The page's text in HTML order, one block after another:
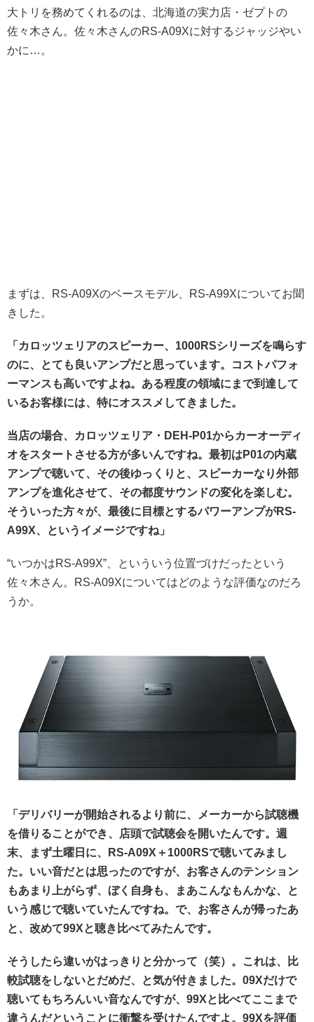
大トリを務めてくれるのは、北海道の実力店・ゼプトの
佐々木さん。佐々木さんのRS-A09Xに対するジャッジやい
かに…。
まずは、RS-A09Xのベースモデル、RS-A99Xについてお聞
きした。
「カロッツェリアのスピーカー、1000RSシリーズを鳴らす
のに、とても良いアンプだと思っています。コストパフォ
ーマンスも高いですよね。ある程度の領域にまで到達して
いるお客様には、特にオススメしてきました。
当店の場合、カロッツェリア・DEH-P01からカーオーディ
オをスタートさせる方が多いんですね。最初はP01の内蔵
アンプで聴いて、その後ゆっくりと、スピーカーなり外部
アンプを進化させて、その都度サウンドの変化を楽しむ。
そういった方々が、最後に目標とするパワーアンプがRS-
A99X、というイメージですね」
“いつかはRS-A99X”、といういう位置づけだったという
佐々木さん。RS-A09Xについてはどのような評価なのだろ
うか。
「デリバリーが開始されるより前に、メーカーから試聴機
を借りることができ、店頭で試聴会を開いたんです。週
末、まず土曜日に、RS-A09X＋1000RSで聴いてみまし
た。いい音だとは思ったのですが、お客さんのテンション
もあまり上がらず、ぼく自身も、まあこんなもんかな、と
いう感じで聴いていたんですね。で、お客さんが帰ったあ
と、改めて99Xと聴き比べてみたんです。
そうしたら違いがはっきりと分かって（笑）。これは、比
較試聴をしないとだめだ、と気が付きました。09Xだけで
聴いてもちろんいい音なんですが、99Xと比べてここまで
違うんだということに衝撃を受けたんですよ。99Xを評価